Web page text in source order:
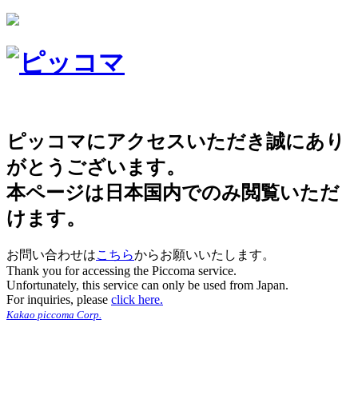
ピッコマにアクセスいただき誠にあり
がとうございます。
本ページは日本国内でのみ閲覧いただ
けます。
お問い合わせはこちらからお願いいたします。
Thank you for accessing the Piccoma service.
Unfortunately, this service can only be used from Japan.
For inquiries, please click here.
Kakao piccoma Corp.